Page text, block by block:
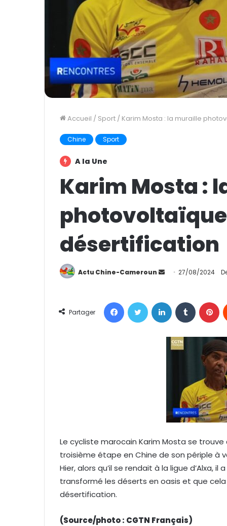
Accueil / Sport / Karim Mosta : la muraille
Chine Sport
A la Une
Karim Mosta :
désertification
Actu Chine-Cameroun
y
r
i
e
l
27/08/2024
Partager
Le cycliste marocain Karim Mosta se
troisième étape en Chine de son périple à
Hier, alors qu’il se rendait à la ligue
transformé les déserts en oasis et que
désertification.
(Source/photo : CGTN Français)